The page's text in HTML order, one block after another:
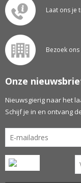
Laat ons je
Bezoek ons
Onze
Nieuwsgierig naar het
Schijf je in en ontvang